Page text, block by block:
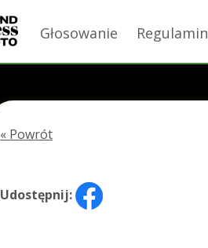
Głosowanie Regulamin
« Powrót
Udostępnij: